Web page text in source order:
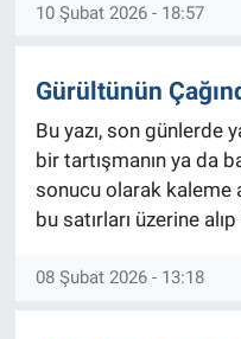
10 Şubat 2026 - 18:57
Gürültünün
Bu yazı, son günlerde
bir tartışmanın ya da
sonucu olarak kaleme
bu satırları üzerine
08 Şubat 2026 - 13:18